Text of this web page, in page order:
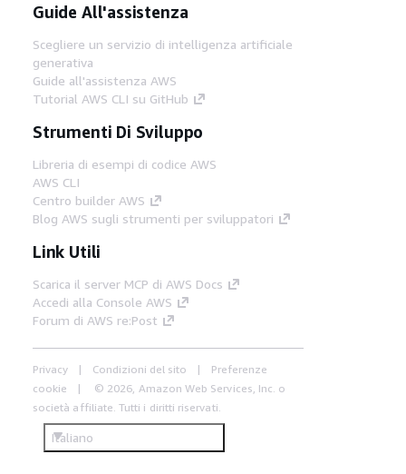
Guide All'assistenza
Scegliere un servizio di intelligenza artificiale
generativa
Guide all'assistenza AWS
Tutorial AWS CLI su GitHub
Strumenti Di Sviluppo
Libreria di esempi di codice AWS
AWS CLI
Centro builder AWS
Blog AWS sugli strumenti per sviluppatori
Link Utili
Scarica il server MCP di AWS Docs
Accedi alla Console AWS
Forum di AWS re:Post
Privacy Condizioni del sito
Preferenze
cookie
© 2026, Amazon Web Services, Inc. o
società affiliate. Tutti i diritti riservati.
Italiano